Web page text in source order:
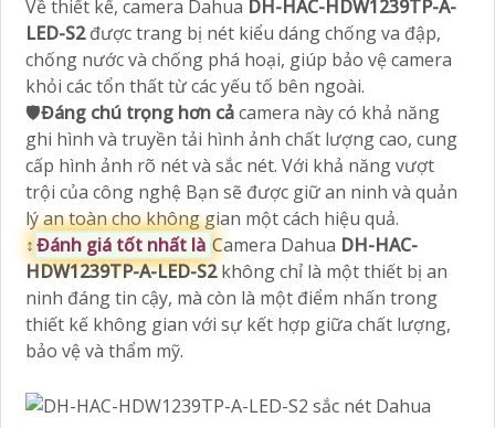
Về thiết kế, camera Dahua DH-HAC-HDW1239TP-A-
LED-S2được trang bị nét kiểu dáng chống va đập,
chống nước và chống phá hoại, giúp bảo vệ camera
khỏi các tổn thất từ các yếu tố bên ngoài.
🛡Đáng chú trọng hơn cảcamera này có khả năng
ghi hình và truyền tải hình ảnh chất lượng cao, cung
cấp hình ảnh rõ nét và sắc nét. Với khả năng vượt
trội của công nghệ Bạn sẽ được giữ an ninh và quản
lý an toàn cho không gian một cách hiệu quả.
↕️Đánh giá tốt nhất là Camera Dahua DH-HAC-
HDW1239TP-A-LED-S2không chỉ là một thiết bị an
ninh đáng tin cậy, mà còn là một điểm nhấn trong
thiết kế không gian với sự kết hợp giữa chất lượng,
bảo vệ và thẩm mỹ.